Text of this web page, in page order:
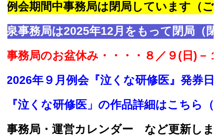
会期間中事務局は閉局しています（ご注
事務局は2025年12月をもって閉局（閉
務局のお盆休み・・・・８／９(日)－１
年９月例会『泣くな研修医』発券日・
泣くな研修医」の作品詳細はこちら（
務局・運営カレンダー など更新しまし